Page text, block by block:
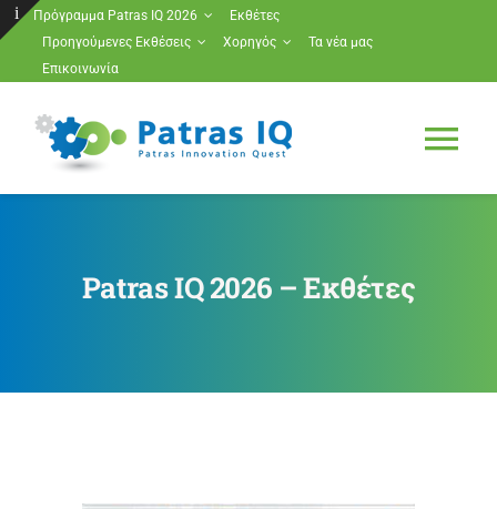
Μετάβαση
Πρόγραμμα Patras IQ 2026
Εκθέτες
Προηγούμενες Εκθέσεις
Χορηγός
Τα νέα μας
Επικοινωνία
ΕκθέτεςPatras IQ 2026 – Εκθέτες
Toggle